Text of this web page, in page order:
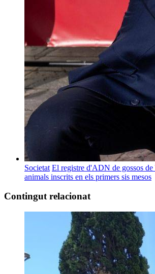
Societat El registre d'ADN de gossos
animals inscrits en els primers sis mesos
Contingut relacionat